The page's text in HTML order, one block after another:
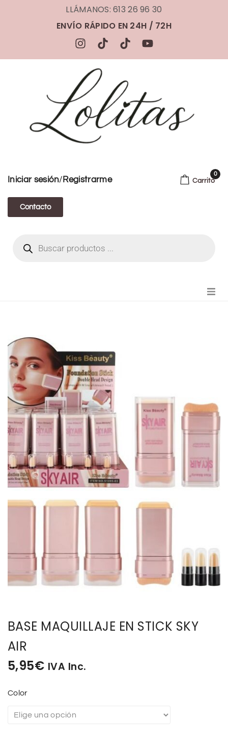
LLÁMANOS: 613 26 96 30
ENVÍO RÁPIDO EN 24H / 72H
Iniciar sesión/ Registrarme
Contacto
Carrito
0
MODA CHICA
BEAUTY
PERFUMES
BISUTERIA
COMPLEMENTOS
TECNOLOGIA
BASE MAQUILLAJE EN STICK SKY
AIR
5,95€ IVA Inc.
Color